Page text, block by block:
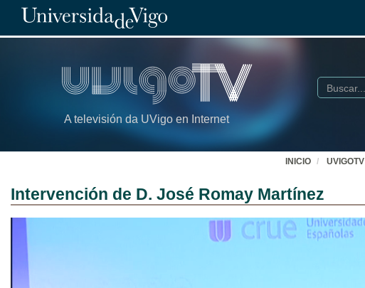
A televisión da UVigo en Internet
Buscar
INICIO UVIGOTV
Intervención de D. José Romay Martínez